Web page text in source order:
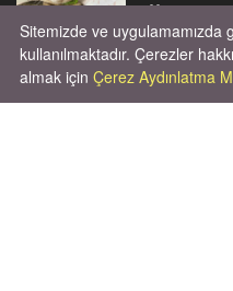
Sitemizde ve uygulamamızda
kullanılmaktadır. Çerezler
almak için Çerez Aydınlatma